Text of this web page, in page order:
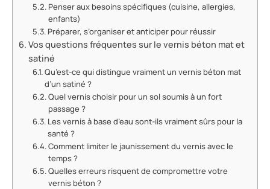
Penser aux besoins spécifiques (cuisine, allergies,
enfants)
Préparer, s’organiser et anticiper pour réussir
Vos questions fréquentes sur le vernis béton mat et
satiné
Qu’est-ce qui distingue vraiment un vernis béton mat
d’un satiné ?
Quel vernis choisir pour un sol soumis à un fort
passage ?
Les vernis à base d’eau sont-ils vraiment sûrs pour la
santé ?
Comment limiter le jaunissement du vernis avec le
temps ?
Quelles erreurs risquent de compromettre votre
vernis béton ?